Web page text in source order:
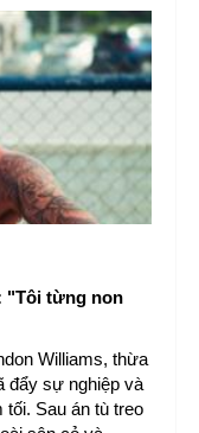
"Tôi từng non
Williams, thừa
đẩy sự nghiệp và
tối. Sau án tù treo